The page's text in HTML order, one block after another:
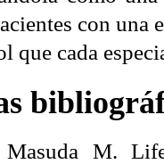
con una
que cada
M.